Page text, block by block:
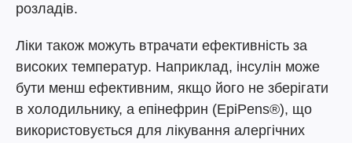
розладів.
Ліки також можуть втрачати ефективність за
високих температур. Наприклад, інсулін може
бути менш ефективним, якщо його не зберігати
в холодильнику, а епінефрин (EpiPens®), що
використовується для лікування алергічних